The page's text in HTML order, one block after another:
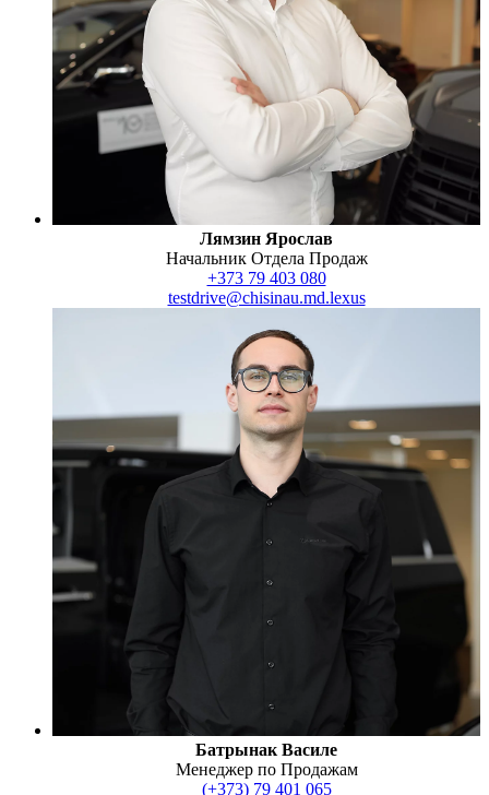
Лямзин Ярослав
Начальник Отдела Продаж
+373 79 403 080
testdrive@chisinau.md.lexus
Батрынак Василе
Менеджер по Продажам
(+373) 79 401 065